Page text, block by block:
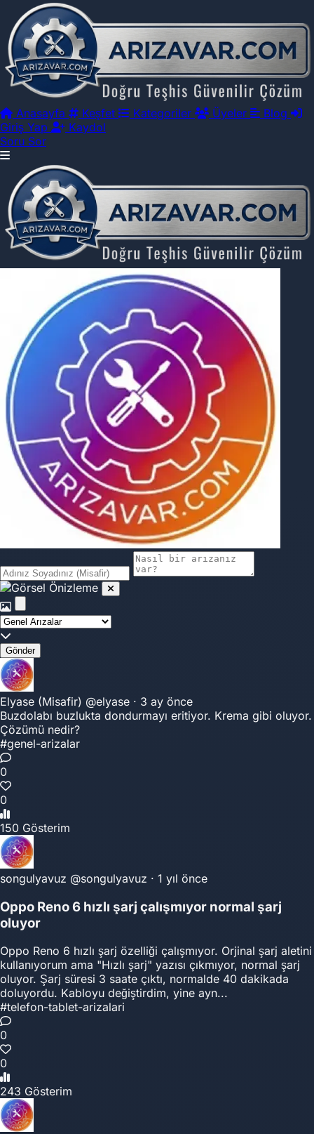
Anasayfa Keşfet Kategoriler Üyeler
Blog
Giriş Yap
Kaydol
Soru Sor
Gönder
Elyase (Misafir) @elyase · 3 ay önce
Buzdolabı buzlukta dondurmayı eritiyor. Krema gibi oluyor.
Çözümü nedir?
#genel-arizalar
0
0
150 Gösterim
songulyavuz @songulyavuz · 1 yıl önce
Oppo Reno 6 hızlı şarj çalışmıyor normal şarj
oluyor
Oppo Reno 6 hızlı şarj özelliği çalışmıyor. Orjinal şarj aletini
kullanıyorum ama "Hızlı şarj" yazısı çıkmıyor, normal şarj
oluyor. Şarj süresi 3 saate çıktı, normalde 40 dakikada
doluyordu. Kabloyu değiştirdim, yine ayn...
#telefon-tablet-arizalari
0
0
243 Gösterim